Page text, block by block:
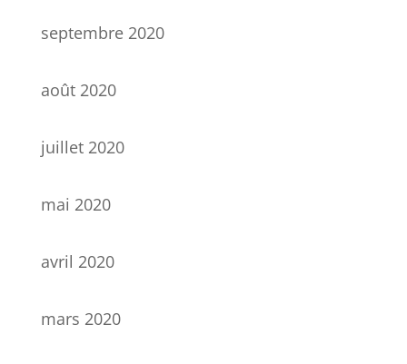
septembre 2020
août 2020
juillet 2020
mai 2020
avril 2020
mars 2020